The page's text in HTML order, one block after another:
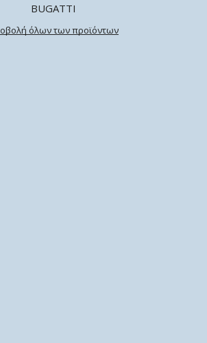
BUGATTI
όλων των προϊόντων